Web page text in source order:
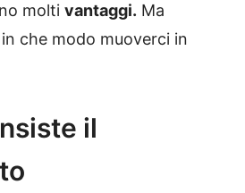
molti vantaggi. Ma
che modo muoverci in
il